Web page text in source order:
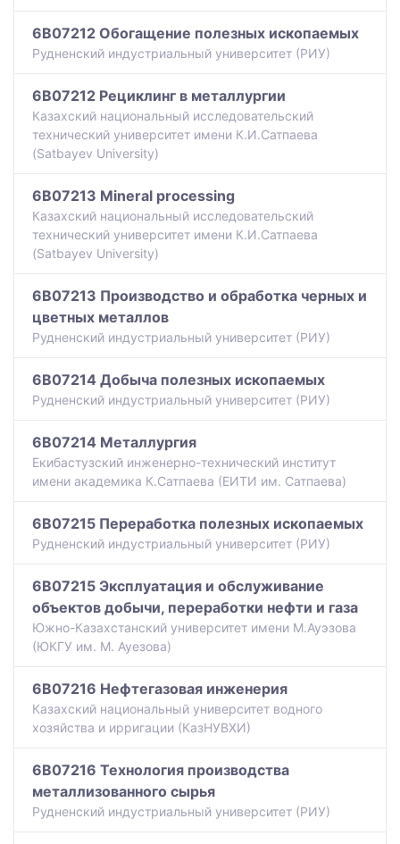
6B07212 Обогащение полезных ископаемых
Рудненский индустриальный университет (РИУ)
6B07212 Рециклинг в металлургии
Казахский национальный исследовательский
технический университет имени К.И.Сатпаева
(Satbayev University)
6B07213 Mineral processing
Казахский национальный исследовательский
технический университет имени К.И.Сатпаева
(Satbayev University)
6B07213 Производство и обработка черных и
цветных металлов
Рудненский индустриальный университет (РИУ)
6B07214 Добыча полезных ископаемых
Рудненский индустриальный университет (РИУ)
6B07214 Металлургия
Екибастузский инженерно-технический институт
имени академика К.Сатпаева (ЕИТИ им. Сатпаева)
6B07215 Переработка полезных ископаемых
Рудненский индустриальный университет (РИУ)
6B07215 Эксплуатация и обслуживание
объектов добычи, переработки нефти и газа
Южно-Казахстанский университет имени М.Ауэзова
(ЮКГУ им. М. Ауезова)
6B07216 Нефтегазовая инженерия
Казахский национальный университет водного
хозяйства и ирригации (КазНУВХИ)
6B07216 Технология производства
металлизованного сырья
Рудненский индустриальный университет (РИУ)